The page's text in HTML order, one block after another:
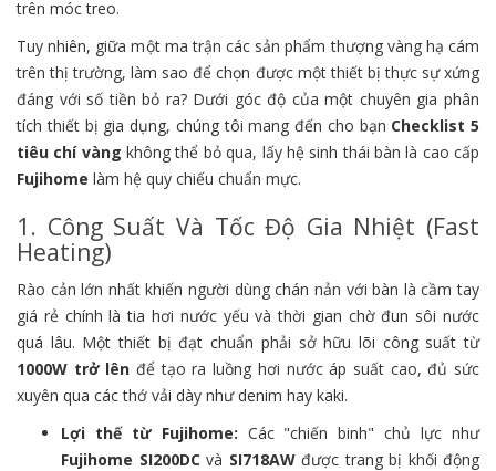
trên móc treo.
Tuy nhiên, giữa một ma trận các sản phẩm thượng vàng hạ cám
trên thị trường, làm sao để chọn được một thiết bị thực sự xứng
đáng với số tiền bỏ ra? Dưới góc độ của một chuyên gia phân
tích thiết bị gia dụng, chúng tôi mang đến cho bạn Checklist 5
tiêu chí vàng không thể bỏ qua, lấy hệ sinh thái bàn là cao cấp
Fujihome làm hệ quy chiếu chuẩn mực.
1. Công Suất Và Tốc Độ Gia Nhiệt (Fast
Heating)
Rào cản lớn nhất khiến người dùng chán nản với bàn là cầm tay
giá rẻ chính là tia hơi nước yếu và thời gian chờ đun sôi nước
quá lâu. Một thiết bị đạt chuẩn phải sở hữu lõi công suất từ
1000W trở lên để tạo ra luồng hơi nước áp suất cao, đủ sức
xuyên qua các thớ vải dày như denim hay kaki.
Lợi thế từ Fujihome: Các "chiến binh" chủ lực như
Fujihome SI200DCvà SI718AWđược trang bị khối động